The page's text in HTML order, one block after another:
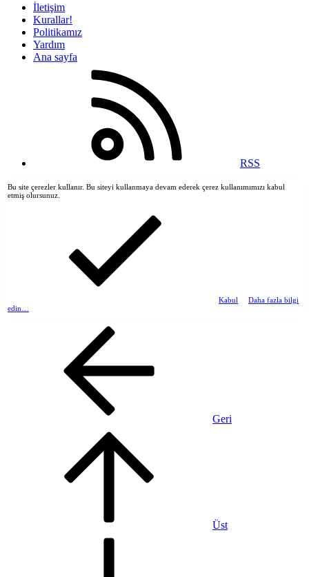
İletişim
Kurallar!
Politikamız
Yardım
Ana sayfa
RSS
Bu site çerezler kullanır. Bu siteyi kullanmaya devam ederek çerez kullanımımızı kabul
etmiş olursunuz.
Kabul
Daha fazla bilgi
edin…
Geri
Üst